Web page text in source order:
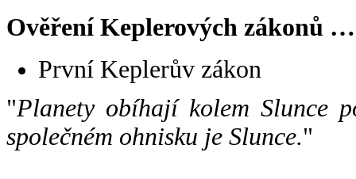
Ověření Keplerových zákonů …
První Keplerův zákon
"Planety obíhají kolem Slunce
společném ohnisku je Slunce."